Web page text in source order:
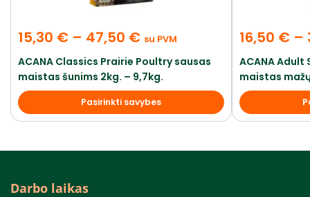
15,30 € – 47,50 € su PVM
ACANA Classics Prairie Poultry sausas
maistas šunims 2kg. – 9,7kg.
Pasirinkti savybes
16,50 € –
ACANA Adult
maistas
Darbo laikas